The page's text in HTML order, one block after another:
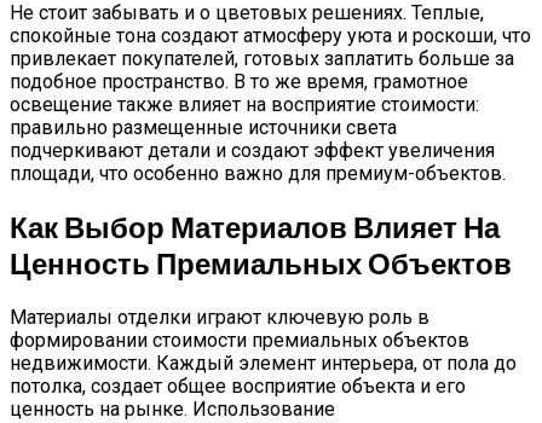
Не стоит забывать и о цветовых решениях. Теплые,
спокойные тона создают атмосферу уюта и роскоши, что
привлекает покупателей, готовых заплатить больше за
подобное пространство. В то же время, грамотное
освещение также влияет на восприятие стоимости:
правильно размещенные источники света
подчеркивают детали и создают эффект увеличения
площади, что особенно важно для премиум-объектов.
Как Выбор Материалов Влияет На
Ценность Премиальных Объектов
Материалы отделки играют ключевую роль в
формировании стоимости премиальных объектов
недвижимости. Каждый элемент интерьера, от пола до
потолка, создает общее восприятие объекта и его
ценность на рынке. Использование